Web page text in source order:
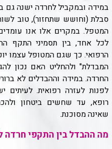
במידה ובמקביל לחרדה ישנה גם
סבלת (וחושש שתחזור), טוב
המטפל. במקרים אלו אנו
לכל אחד, בין תסמיני התקף
הרפואי. כך שגם המטופל עצמו
המבדלת" ולהחליט האם נכון
החרדה. במידה וההבדלים לא
לפנות לעזרה רפואית.
רופא, עד שחשים ביטחון
שאינה מסוכנת.
מה ההבדל בין התקפי